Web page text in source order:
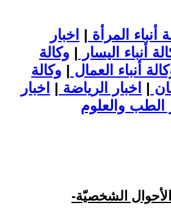
أنباء المرأة | اخبار
أنباء اليسار | وكالة
أنباء العمال | وكالة
| اخبار الرياضة | اخبار